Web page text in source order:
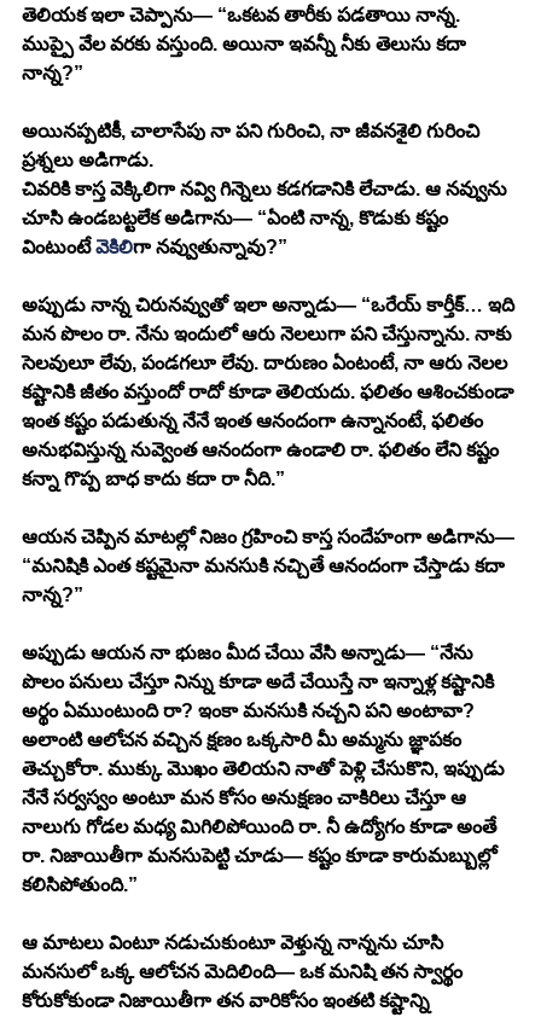
తెలియక ఇలా చెప్పాను— “ఒకటవ తారీకు పడతాయి నాన్న.
ముప్పై వేల వరకు వస్తుంది. అయినా ఇవన్నీ నీకు తెలుసు కదా
నాన్న?”
అయినప్పటికీ, చాలాసేపు నా పని గురించి, నా జీవనశైలి గురించి
ప్రశ్నలు అడిగాడు.
చివరికి కాస్త వెక్కిలిగా నవ్వి గిన్నెలు కడగడానికి లేచాడు. ఆ నవ్వును
చూసి ఉండబట్టలేక అడిగాను— “ఏంటి నాన్న, కొడుకు కష్టం
వింటుంటే వెకిలిగా నవ్వుతున్నావు?”
అప్పుడు నాన్న చిరునవ్వుతో ఇలా అన్నాడు— “ఒరేయ్ కార్తీక్… ఇది
మన పొలం రా. నేను ఇందులో ఆరు నెలలుగా పని చేస్తున్నాను. నాకు
సెలవులూ లేవు, పండగలూ లేవు. దారుణం ఏంటంటే, నా ఆరు నెలల
కష్టానికి జీతం వస్తుందో రాదో కూడా తెలియదు. ఫలితం ఆశించకుండా
ఇంత కష్టం పడుతున్న నేనే ఇంత ఆనందంగా ఉన్నానంటే, ఫలితం
అనుభవిస్తున్న నువ్వెంత ఆనందంగా ఉండాలి రా. ఫలితం లేని కష్టం
కన్నా గొప్ప బాధ కాదు కదా రా నీది.”
ఆయన చెప్పిన మాటల్లో నిజం గ్రహించి కాస్త సందేహంగా అడిగాను—
“మనిషికి ఎంత కష్టమైనా మనసుకి నచ్చితే ఆనందంగా చేస్తాడు కదా
నాన్న?”
అప్పుడు ఆయన నా భుజం మీద చేయి వేసి అన్నాడు— “నేను
పొలం పనులు చేస్తూ నిన్ను కూడా అదే చేయిస్తే నా ఇన్నాళ్ల కష్టానికి
అర్థం ఏముంటుంది రా? ఇంకా మనసుకి నచ్చని పని అంటావా?
అలాంటి ఆలోచన వచ్చిన క్షణం ఒక్కసారి మీ అమ్మను జ్ఞాపకం
తెచ్చుకోరా. ముక్కు మొఖం తెలియని నాతో పెళ్లి చేసుకొని, ఇప్పుడు
నేనే సర్వస్వం అంటూ మన కోసం అనుక్షణం చాకిరిలు చేస్తూ ఆ
నాలుగు గోడల మధ్య మిగిలిపోయింది రా. నీ ఉద్యోగం కూడా అంతే
రా. నిజాయితీగా మనసుపెట్టి చూడు— కష్టం కూడా కారుమబ్బుల్లో
కలిసిపోతుంది.”
ఆ మాటలు వింటూ నడుచుకుంటూ వెళ్తున్న నాన్నను చూసి
మనసులో ఒక్క ఆలోచన మెదిలింది— ఒక మనిషి తన స్వార్థం
కోరుకోకుండా నిజాయితీగా తన వారికోసం ఇంతటి కష్టాన్ని